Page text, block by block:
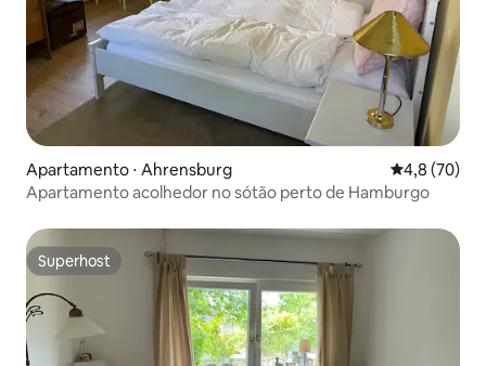
Apartamento ⋅ Ahrensburg 4,8 de uma
4,8 (70)
Apartamento acolhedor no sótão perto de Hamburgo
Superhost
Superhost